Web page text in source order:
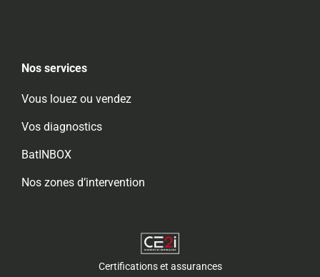
Nos services
Vous louez ou vendez
Vos diagnostics
BatINBOX
Nos zones d’intervention
Certifications et assurances